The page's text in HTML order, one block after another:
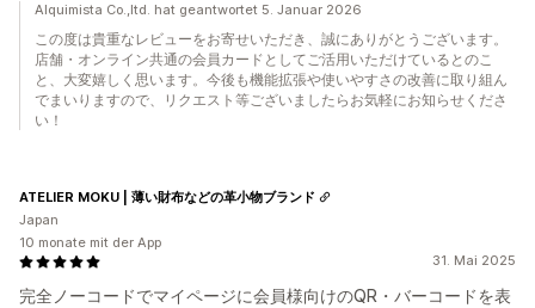
Alquimista Co.,ltd. hat geantwortet 5. Januar 2026
この度は貴重なレビューをお寄せいただき、誠にありがとうございます。
店舗・オンライン共通の会員カードとしてご活用いただけているとのこ
と、大変嬉しく思います。今後も機能拡張や使いやすさの改善に取り組ん
でまいりますので、リクエスト等ございましたらお気軽にお知らせくださ
い！
31. Mai 2025
完全ノーコードでマイページに会員様向けのQR・バーコードを表
ATELIER MOKU | 薄い財布などの革小物ブランド
Japan
10 monate mit der App